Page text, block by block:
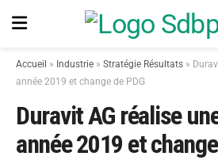
Accueil » Industrie » Stratégie Résultats »
année 2019 et change de PDG
Duravit AG réalise
année 2019 et